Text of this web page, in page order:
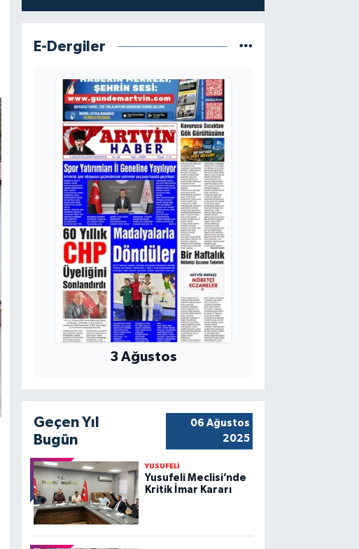
E-Dergiler
3 Ağustos
Geçen Yıl
Bugün
06 Ağustos
2025
YUSUFELİ
Yusufeli Meclisi’nde
Kritik İmar Kararı